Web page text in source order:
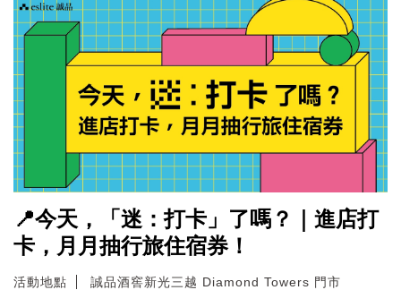
📍今天，「迷：打卡」了嗎？｜進店打
卡，月月抽行旅住宿券！
活動地點
誠品酒窖新光三越 Diamond Towers 門市